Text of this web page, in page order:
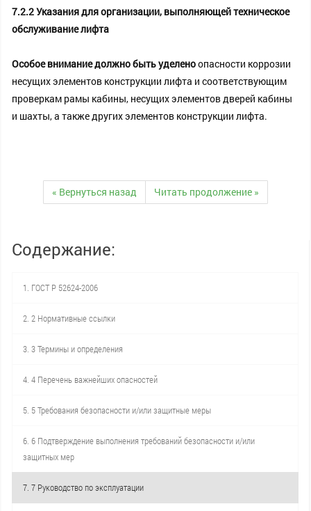
7.2.2 Указания для организации, выполняющей техническое
обслуживание лифта
Особое внимание должно быть уделеноопасности коррозии
несущих элементов конструкции лифта и соответствующим
проверкам рамы кабины, несущих элементов дверей кабины
и шахты, а также других элементов конструкции лифта.
« Вернуться назад Читать продолжение »
Содержание:
1. ГОСТ Р 52624-2006
2. 2 Нормативные ссылки
3. 3 Термины и определения
4. 4 Перечень важнейших опасностей
5. 5 Требования безопасности и/или защитные меры
6. 6 Подтверждение выполнения требований безопасности и/или
защитных мер
7. 7 Руководство по эксплуатации